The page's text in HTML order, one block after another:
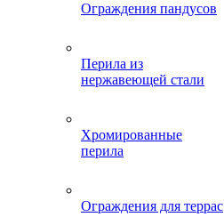
Ограждения пандусов
Перила из
нержавеющей стали
Хромированные
перила
Ограждения для террас